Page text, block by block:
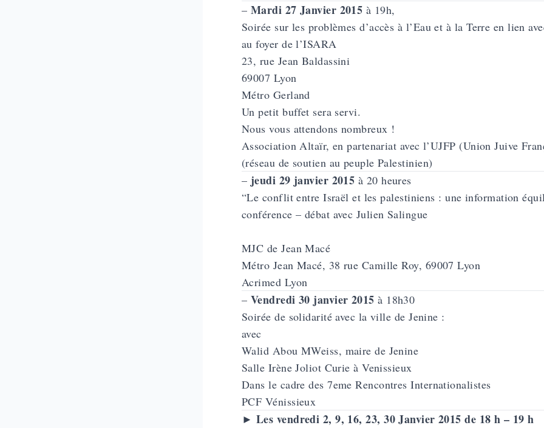
– Mardi 27 Janvier 2015 à 19h,
Soirée sur les problèmes d’accès à l’Eau et à la Terre en lien
au foyer de l’ISARA
23, rue Jean Baldassini
69007 Lyon
Métro Gerland
Un petit buffet sera servi.
Nous vous attendons nombreux !
Association Altaïr, en partenariat avec l’UJFP (Union Juive
(réseau de soutien au peuple Palestinien)
– jeudi 29 janvier 2015 à 20 heures
“Le conflit entre Israël et les palestiniens : une information
conférence – débat avec Julien Salingue
MJC de Jean Macé
Métro Jean Macé, 38 rue Camille Roy, 69007 Lyon
Acrimed Lyon
– Vendredi 30 janvier 2015à 18h30
Soirée de solidarité avec la ville de Jenine :
avec
Walid Abou MWeiss, maire de Jenine
Salle Irène Joliot Curie à Venissieux
Dans le cadre des 7eme Rencontres Internationalistes
PCF Vénissieux
► Les vendredi 2, 9, 16, 23, 30 Janvier 2015 de 18 h – 19 h